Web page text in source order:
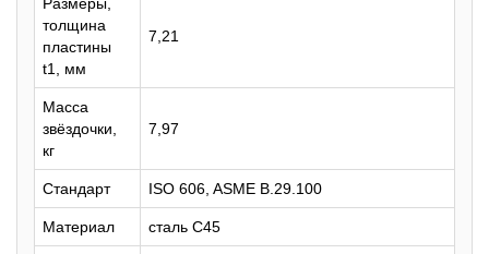
толщина
пластины
t1, мм
7,21
Масса
звёздочки,
кг
7,97
Стандарт ISO 606, ASME B.29.100
Материал сталь C45